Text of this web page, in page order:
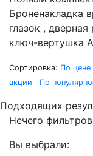
Броненакладка
глазок ,
ключ-вертушка
Сортировка: По цене
акции
По
Подходящих
Нечего
Вы выбрали: